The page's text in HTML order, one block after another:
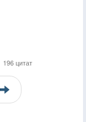
196 цитат